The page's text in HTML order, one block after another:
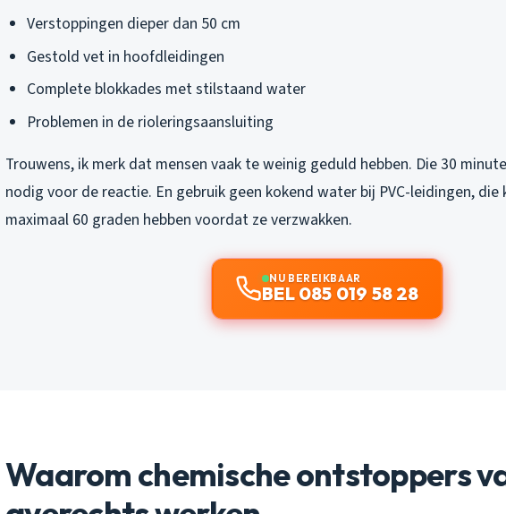
Verstoppingen dieper dan 50 cm
Gestold vet in hoofdleidingen
Complete blokkades met stilstaand water
Problemen in de rioleringsaansluiting
Trouwens, ik merk dat mensen vaak te weinig geduld hebben. Die 30
nodig voor de reactie. En gebruik geen kokend water bij PVC-leidingen, die
maximaal 60 graden hebben voordat ze verzwakken.
NU BEREIKBAAR
BEL 085 019 58 28
Waarom chemische ontstoppers